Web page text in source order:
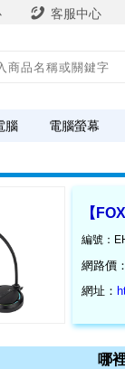
客服中心
腦 電腦螢幕
【
編號：
網路價
網址：
哪